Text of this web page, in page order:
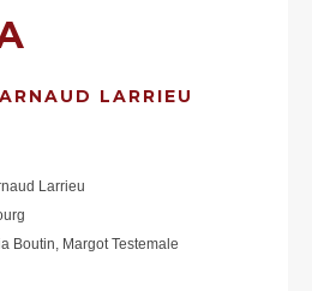
LARRIEU
Larrieu
Boutin, Margot Testemale